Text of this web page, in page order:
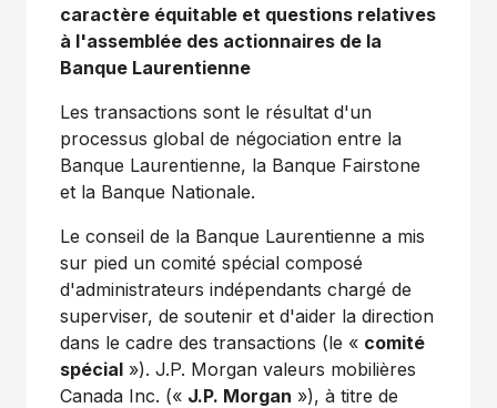
caractère équitable et questions relatives
à l'assemblée des actionnaires de la
Banque Laurentienne
Les transactions sont le résultat d'un
processus global de négociation entre la
Banque Laurentienne, la Banque Fairstone
et la Banque Nationale.
Le conseil de la Banque Laurentienne a mis
sur pied un comité spécial composé
d'administrateurs indépendants chargé de
superviser, de soutenir et d'aider la direction
dans le cadre des transactions (le « comité
spécial »). J.P. Morgan valeurs mobilières
Canada Inc. (« J.P. Morgan »), à titre de